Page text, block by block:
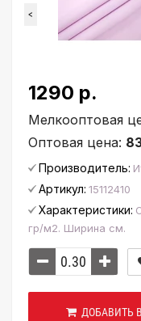
<
1290 р.
Мелкооптовая
Оптовая цена:
Производитель:
Артикул: 15112410
Характеристики:
гр/м2. Ширина см.
ДОБАВИТЬ